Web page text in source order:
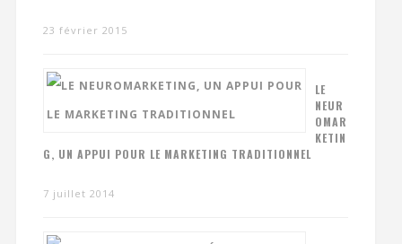
23 février 2015
LE
NEUR
OMAR
KETIN
G, UN APPUI POUR LE MARKETING TRADITIONNEL
7 juillet 2014